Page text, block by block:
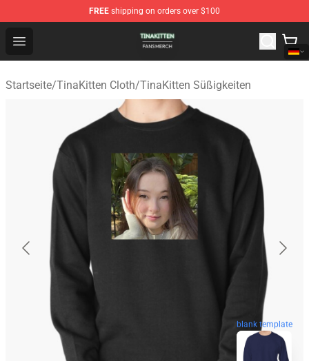
FREE shipping on orders over $100
Open menu
TinaKitten Shop - Official TinaKitten Merchandise Store
Startseite/TinaKitten Cloth/TinaKitten Süßigkeiten
blank template